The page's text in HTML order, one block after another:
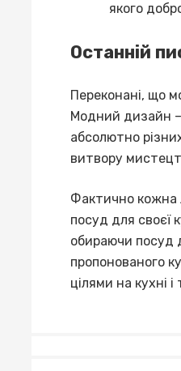
якого
Останній
Переконані, що
Модний дизайн
абсолютно
витвору
Фактично кожна
посуд для своєї
обираючи посуд
пропонованого
цілями на кухні